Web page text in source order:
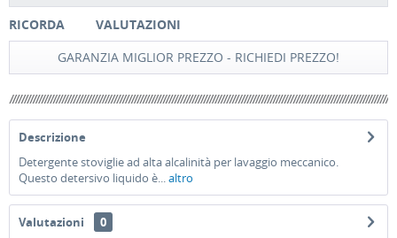
RICORDA
VALUTAZIONI
GARANZIA MIGLIOR PREZZO - RICHIEDI PREZZO!
Descrizione
Detergente stoviglie ad alta alcalinità per lavaggio meccanico.
Questo detersivo liquido è...altro
Valutazioni
0